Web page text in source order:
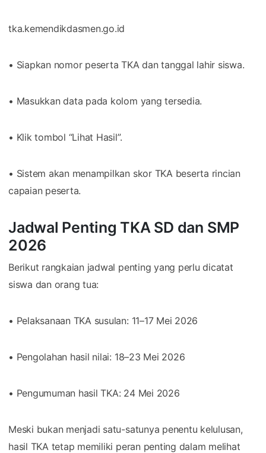
tka.kemendikdasmen.go.id⁠
• Siapkan nomor peserta TKA dan tanggal lahir siswa.
• Masukkan data pada kolom yang tersedia.
• Klik tombol “Lihat Hasil”.
• Sistem akan menampilkan skor TKA beserta rincian
capaian peserta.
Jadwal Penting TKA SD dan SMP
2026
Berikut rangkaian jadwal penting yang perlu dicatat
siswa dan orang tua:
• Pelaksanaan TKA susulan: 11–17 Mei 2026
• Pengolahan hasil nilai: 18–23 Mei 2026
• Pengumuman hasil TKA: 24 Mei 2026
Meski bukan menjadi satu-satunya penentu kelulusan,
hasil TKA tetap memiliki peran penting dalam melihat